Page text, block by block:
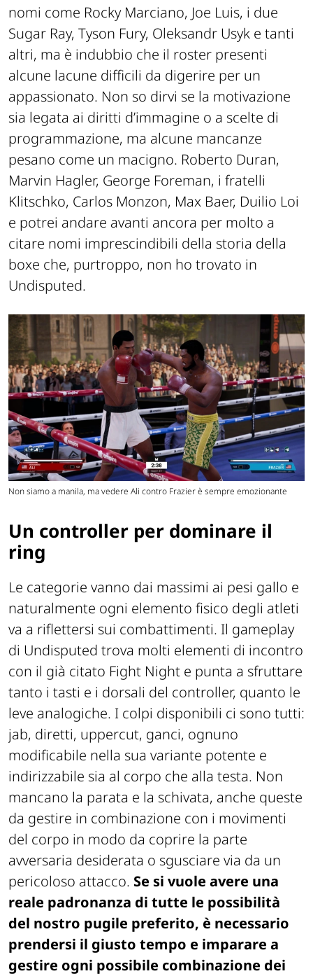
nomi come Rocky Marciano, Joe Luis, i due
Sugar Ray, Tyson Fury, Oleksandr Usyk e tanti
altri, ma è indubbio che il roster presenti
alcune lacune difficili da digerire per un
appassionato. Non so dirvi se la motivazione
sia legata ai diritti d’immagine o a scelte di
programmazione, ma alcune mancanze
pesano come un macigno. Roberto Duran,
Marvin Hagler, George Foreman, i fratelli
Klitschko, Carlos Monzon, Max Baer, Duilio Loi
e potrei andare avanti ancora per molto a
citare nomi imprescindibili della storia della
boxe che, purtroppo, non ho trovato in
Undisputed.
Non siamo a manila, ma vedere Ali contro Frazier è sempre emozionante
Un controller per dominare il
ring
Le categorie vanno dai massimi ai pesi gallo e
naturalmente ogni elemento fisico degli atleti
va a riflettersi sui combattimenti. Il gameplay
di Undisputed trova molti elementi di incontro
con il già citato Fight Night e punta a sfruttare
tanto i tasti e i dorsali del controller, quanto le
leve analogiche. I colpi disponibili ci sono tutti:
jab, diretti, uppercut, ganci, ognuno
modificabile nella sua variante potente e
indirizzabile sia al corpo che alla testa. Non
mancano la parata e la schivata, anche queste
da gestire in combinazione con i movimenti
del corpo in modo da coprire la parte
avversaria desiderata o sgusciare via da un
pericoloso attacco. Se si vuole avere una
reale padronanza di tutte le possibilità
del nostro pugile preferito, è necessario
prendersi il giusto tempo e imparare a
gestire ogni possibile combinazione dei